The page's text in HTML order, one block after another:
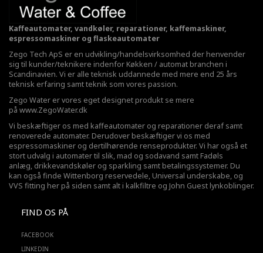
Kaffeautomater, vandkøler, reparationer, kaffemaskiner,
espressomaskiner og flaskeautomater
Zego Tech ApS er en udvikling/handelsvirksomhed der henvender
sig til kunder/teknikere indenfor Køkken / automat branchen i
Scandinavien. Vi er alle teknisk uddannede med mere end 25 års
teknisk erfaring samt teknik som vores passion.
Zego Water er vores eget designet produkt se mere
på www.ZegoWater.dk
Vi beskæftiger os med kaffeautomater og reparationer deraf samt
renoverede automater. Derudover beskæftiger vi os med
espressomaskiner og dertilhørende renseprodukter. Vi har også et
stort udvalg i automater til slik, mad og sodavand samt Fadøls
anlæg, drikkevandskøler og sparkling samt betalingssystemer. Du
kan også finde Wittenborg reservedele, Universal underskabe, og
VVS fitting her på siden samt alt i kalkfiltre og John Guest lynkoblinger.
FIND OS PÅ
FACEBOOK
LINKEDIN